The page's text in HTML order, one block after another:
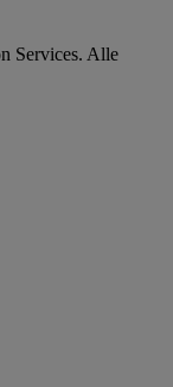
Services. Alle